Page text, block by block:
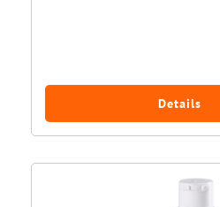
Details